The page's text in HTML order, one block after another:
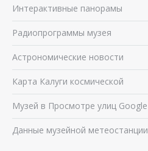
Интерактивные панорамы
Радиопрограммы музея
Астрономические новости
Карта Калуги космической
Музей в Просмотре улиц Google
Данные музейной метеостанции